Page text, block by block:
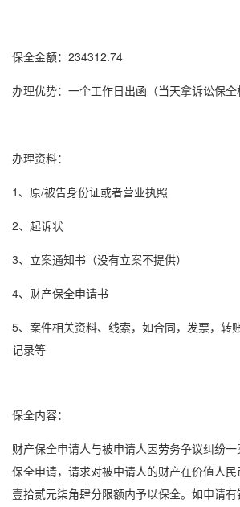
保全金额：234312.74
办理优势：一个工作日出函（当天拿诉讼保全
办理资料：
1、原/被告身份证或者营业执照
2、起诉状
3、立案通知书（没有立案不提供）
4、财产保全申请书
5、案件相关资料、线索，如合同，发票，转
记录等
保全内容：
财产保全申请人与被申请人因劳务争议纠纷
保全申请，请求对被中请人的财产在价值人
壹拾贰元柒角肆分限额内予以保全。如申请